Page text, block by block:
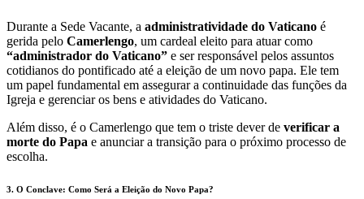
Durante a Sede Vacante, a administratividade do Vaticano é
gerida pelo Camerlengo, um cardeal eleito para atuar como
“administrador do Vaticano” e ser responsável pelos assuntos
cotidianos do pontificado até a eleição de um novo papa. Ele tem
um papel fundamental em assegurar a continuidade das funções da
Igreja e gerenciar os bens e atividades do Vaticano.
Além disso, é o Camerlengo que tem o triste dever de verificar a
morte do Papa e anunciar a transição para o próximo processo de
escolha.
3. O Conclave: Como Será a Eleição do Novo Papa?